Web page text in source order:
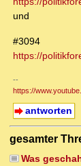
und
#3094
https://
--
https://
antworten
gesamter
Was